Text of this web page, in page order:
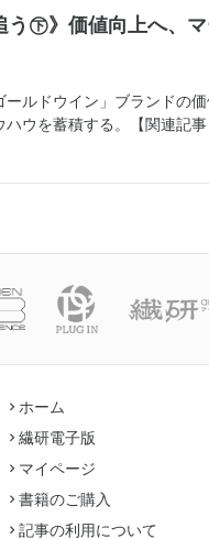
う㊦》価値向上へ、
ルドウイン」ブランドの
ウを蓄積する。【関連記
ホーム
繊研電子版
マイページ
書籍のご購入
記事の利用について